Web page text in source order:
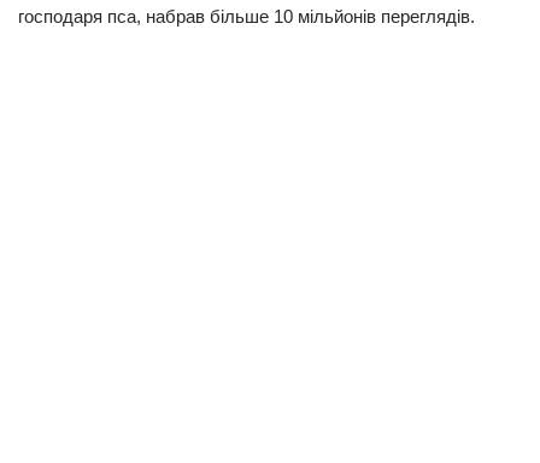
господаря пса, набрав більше 10 мільйонів переглядів.